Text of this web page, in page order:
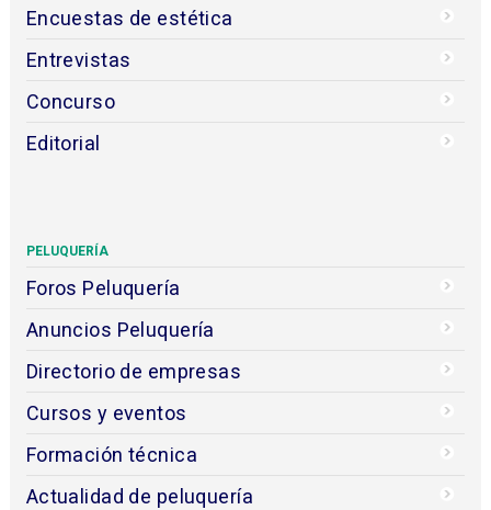
Encuestas de estética
Entrevistas
Concurso
Editorial
PELUQUERÍA
Foros Peluquería
Anuncios Peluquería
Directorio de empresas
Cursos y eventos
Formación técnica
Actualidad de peluquería